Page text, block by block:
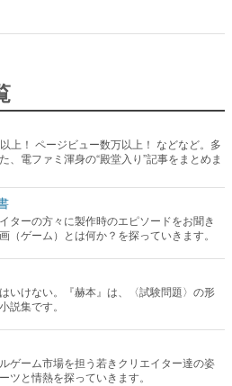
上！ ページビュー数万以上！ などなど。多
、電ファミ渾身の“殿堂入り”記事をまとめま
ターの方々に製作時のエピソードをお聞き
（ゲーム）とは何か？を探っていきます。
いけない。『赫本』は、〈試験問題〉の形
説集です。
ゲーム市場を担う若きクリエイター達の姿
ツと情熱を探っていきます。